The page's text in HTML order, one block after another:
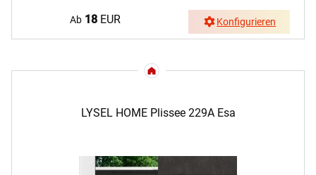
Ab 18 EUR Konfigurieren
LYSEL HOME Plissee 229A Esa